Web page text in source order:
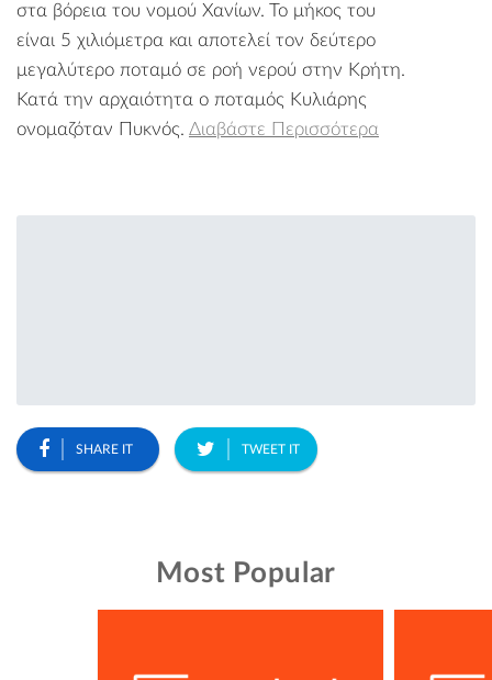
στα βόρεια του νομού Χανίων. Το μήκος του
είναι 5 χιλιόμετρα και αποτελεί τον δεύτερο
μεγαλύτερο ποταμό σε ροή νερού στην Κρήτη.
Κατά την αρχαιότητα ο ποταμός Κυλιάρης
ονομαζόταν Πυκνός. Διαβάστε Περισσότερα
SHARE IT TWEET IT
Most Popular